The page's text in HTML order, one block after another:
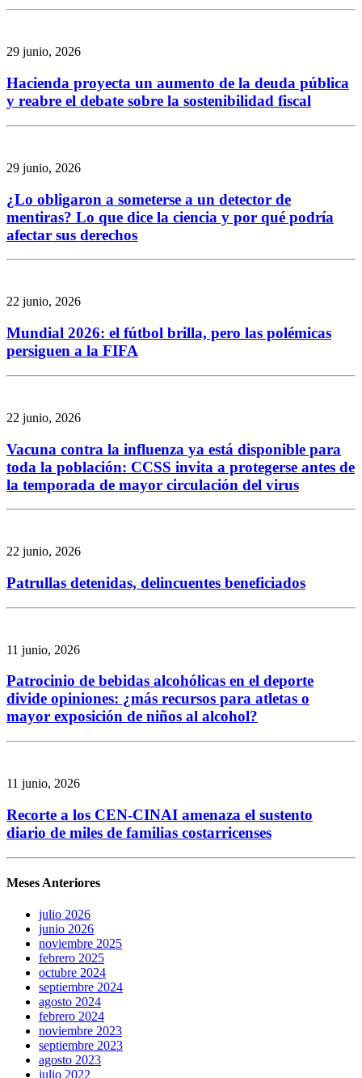
29 junio, 2026
Hacienda proyecta un aumento de la deuda pública
y reabre el debate sobre la sostenibilidad fiscal
29 junio, 2026
¿Lo obligaron a someterse a un detector de
mentiras? Lo que dice la ciencia y por qué podría
afectar sus derechos
22 junio, 2026
Mundial 2026: el fútbol brilla, pero las polémicas
persiguen a la FIFA
22 junio, 2026
Vacuna contra la influenza ya está disponible para
toda la población: CCSS invita a protegerse antes de
la temporada de mayor circulación del virus
22 junio, 2026
Patrullas detenidas, delincuentes beneficiados
11 junio, 2026
Patrocinio de bebidas alcohólicas en el deporte
divide opiniones: ¿más recursos para atletas o
mayor exposición de niños al alcohol?
11 junio, 2026
Recorte a los CEN-CINAI amenaza el sustento
diario de miles de familias costarricenses
Meses Anteriores
julio 2026
junio 2026
noviembre 2025
febrero 2025
octubre 2024
septiembre 2024
agosto 2024
febrero 2024
noviembre 2023
septiembre 2023
agosto 2023
julio 2022